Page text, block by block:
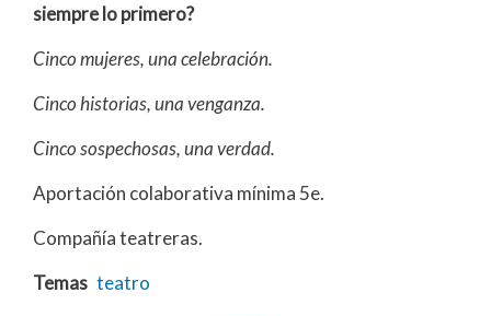
siempre lo primero?
Cinco mujeres, una celebración.
Cinco historias, una venganza.
Cinco sospechosas, una verdad.
Aportación colaborativa mínima 5e.
Compañía teatreras.
Temas teatro